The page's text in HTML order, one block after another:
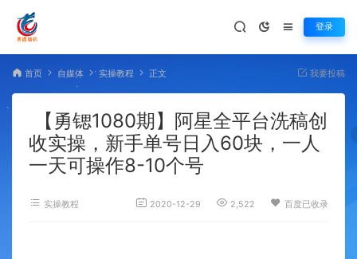
登录
首页 自媒体 实操教程 正文 我要投稿
【勇锶1080期】阿星全平台洗稿创
收实操，新手单号日入60块，一人
一天可操作8-10个号
实操教程 2020-12-29 2,522 百度已收录